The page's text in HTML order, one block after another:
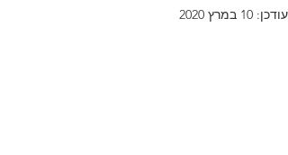
עודכן: 10 במרץ 2020